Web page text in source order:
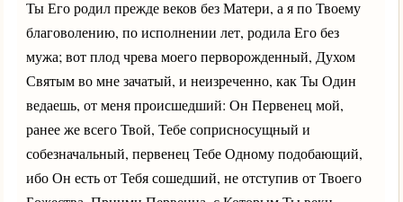
Ты Его родил прежде веков без Матери, а я по Твоему
благоволению, по исполнении лет, родила Его без
мужа; вот плод чрева моего перворожденный, Духом
Святым во мне зачатый, и неизреченно, как Ты Один
ведаешь, от меня происшедший: Он Первенец мой,
ранее же всего Твой, Тебе соприсносущный и
собезначальный, первенец Тебе Одному подобающий,
ибо Он есть от Тебя сошедший, не отступив от Твоего